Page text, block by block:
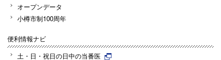
オープンデータ
小樽市制100周年
便利情報ナビ
土・日・祝日の日中の当番医